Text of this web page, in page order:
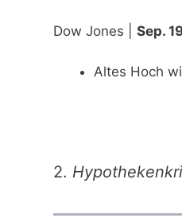
Dow Jones | Sep.
Altes Hoch
2.